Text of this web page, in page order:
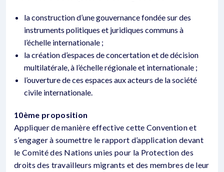
la construction d’une gouvernance fondée sur des
instruments politiques et juridiques communs à
l’échelle internationale ;
la création d’espaces de concertation et de décision
multilatérale, à l’échelle régionale et internationale ;
l’ouverture de ces espaces aux acteurs de la société
civile internationale.
10ème proposition
Appliquer de manière effective cette Convention et
s’engager à soumettre le rapport d’application devant
le Comité des Nations unies pour la Protection des
droits des travailleurs migrants et des membres de leur